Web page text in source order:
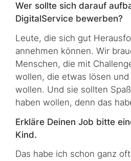
Wer sollte sich darauf
DigitalService bewerben?
Leute, die sich gut
annehmen können. Wir
Menschen, die mit
wollen, die etwas lösen
wollen. Und sie sollten
haben wollen, denn das
Erkläre Deinen Job bitte
Kind.
Das habe ich schon ganz